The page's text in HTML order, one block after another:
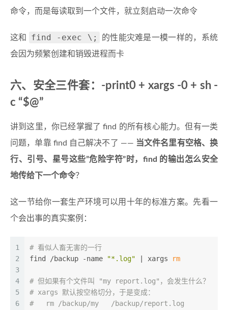
命令，而是每读取到一个文件，就立刻启动一次命令
这和 find -exec \;
的性能灾难是一模一样的，系统
会因为频繁创建和销毁进程而卡
六、安全三件套：-print0 + xargs -0 + sh -
c “$@”
讲到这里，你已经掌握了 find 的所有核心能力。但有一类
问题，单靠 find 自己解决不了 —— 当文件名里有空格、换
行、引号、星号这些”危险字符”时，find 的输出怎么安全
地传给下一个命令？
这一节给你一套生产环境可以用十年的标准方案。先看一
个会出事的真实案例：
1
2
3
4
5
6
# 看似人畜无害的一行
find /backup -name
"*.log" | xargs rm
# 但如果有个文件叫 "my report.log"，会发生什么？
# xargs 默认按空格切分，于是变成：
#   rm /backup/my   /backup/report.log